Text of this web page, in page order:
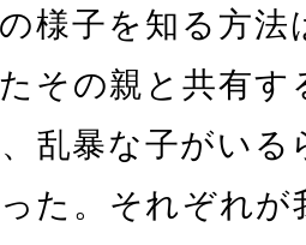
様子を知る方法
その親と共有
乱暴な子がい
た。それぞれ